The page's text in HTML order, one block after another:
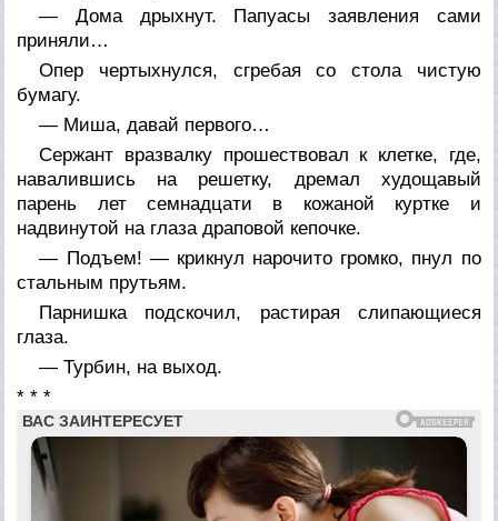
— Дома дрыхнут. Папуасы заявления сами
приняли…
Опер чертыхнулся, сгребая со стола чистую
бумагу.
— Миша, давай первого…
Сержант вразвалку прошествовал к клетке, где,
навалившись на решетку, дремал худощавый
парень лет семнадцати в кожаной куртке и
надвинутой на глаза драповой кепочке.
— Подъем! — крикнул нарочито громко, пнул по
стальным прутьям.
Парнишка подскочил, растирая слипающиеся
глаза.
— Турбин, на выход.
* * *